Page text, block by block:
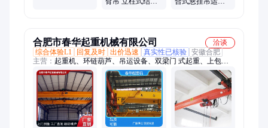
合肥市春华起重机械有限公司
洽谈
综合体验L1
回复及时 出价迅速 真实性已核验 安徽合肥
主营： 起重机、环链葫芦、吊运设备、双梁门 式起重、上包下
花龙门吊、欧式双梁、集装箱门式、电动葫芦、电动单梁行车、
桥式电动行车、防爆起重设备、单梁起重设备、悬挂天车行吊、
电动悬挂、车间仓库货物吊、欧式单梁